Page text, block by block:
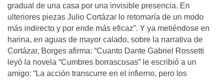
gradual de una casa por una invisible presencia. En
ulteriores piezas Julio Cortázar lo retomaría de un modo
más indirecto y por ende más eficaz”. Y ya metiéndose en
harina, en aguas de mayor calado, sobre la narrativa de
Cortázar, Borges afirma: “Cuanto Dante Gabriel Rossetti
leyó la novela “Cumbres borrascosas” le escribió a un
amigo: “La acción transcurre en el infierno, pero los